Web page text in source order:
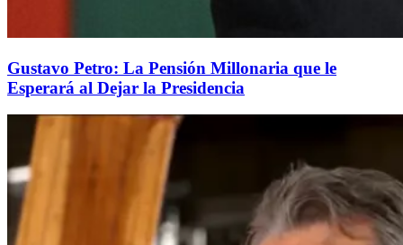
Gustavo Petro: La Pensión Millonaria que le
Esperará al Dejar la Presidencia